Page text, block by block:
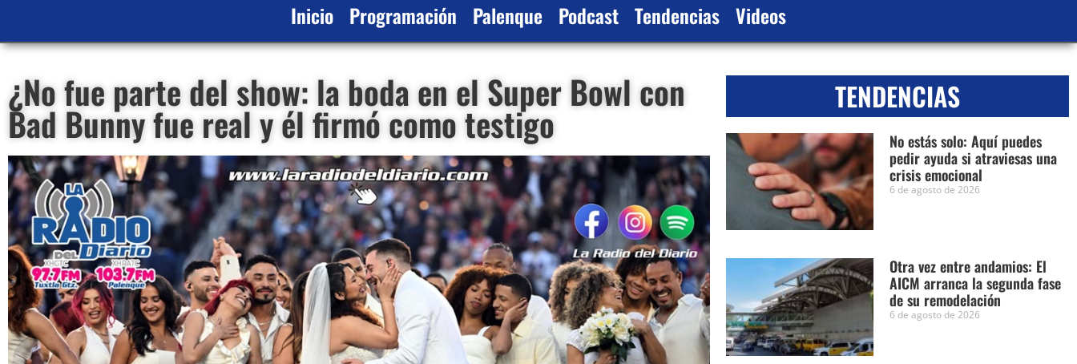
Inicio Programación Palenque Podcast Tendencias Videos
¿No fue parte del show: la boda en el Super Bowl con
Bad Bunny fue real y él firmó como testigo
TENDENCIAS
No estás solo: Aquí puedes
pedir ayuda si atraviesas una
crisis emocional
6 de agosto de 2026
Otra vez entre andamios: El
AICM arranca la segunda fase
de su remodelación
6 de agosto de 2026